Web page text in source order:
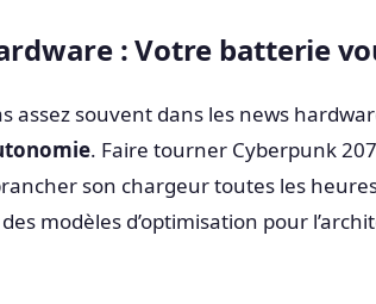
: Votre batterie
assez souvent dans les news
. Faire tourner Cyberpunk
son chargeur toutes les heures,
modèles d’optimisation pour